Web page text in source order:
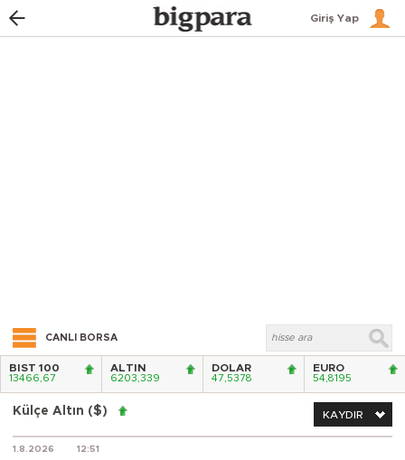
Giriş Yap
CANLI BORSA
BIST 100
13466,67
ALTIN
6203,339
DOLAR
47,5378
EURO
54,8195
Külçe Altın ($) KAYDIR
1.8.2026 12:51